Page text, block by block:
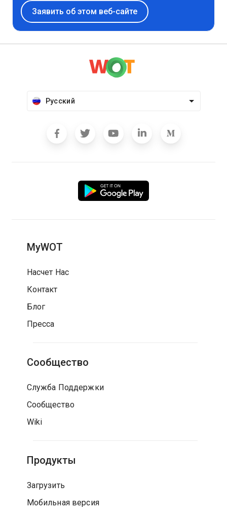
Заявить об этом веб-сайте
Русский
MyWOT
Насчет Нас
Контакт
Блог
Пресса
Сообщество
Служба Поддержки
Сообщество
Wiki
Продукты
Загрузить
Мобильная версия